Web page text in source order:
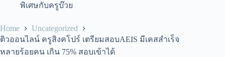
พิเศษกับครูบ๊วย
Home
Uncategorized
ติวออนไลน์ ครูสิงคโปร์ เตรียมสอบAEIS มีเคสสำเร็จ
หลายร้อยคน เกิน 75% สอบเข้าได้